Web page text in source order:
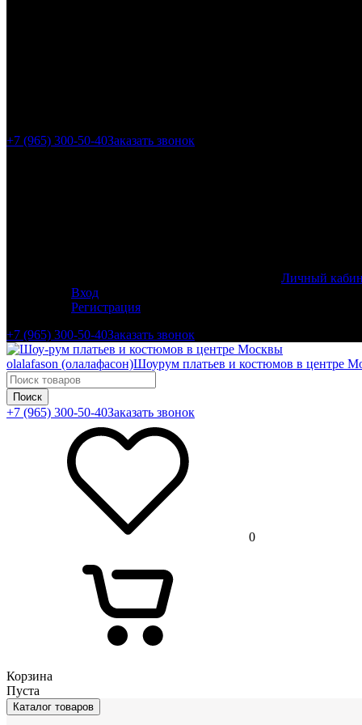
+7 (965) 300-50-40Заказать звонок
Личный
Вход
Регистрация
+7 (965) 300-50-40Заказать звонок
olalafason (олалафасон)Шоурум платьев и костюмов в центре
Поиск
+7 (965) 300-50-40Заказать звонок
0
Корзина
Пуста
Каталог товаров